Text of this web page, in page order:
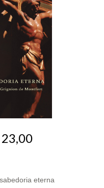
23,00
eterna